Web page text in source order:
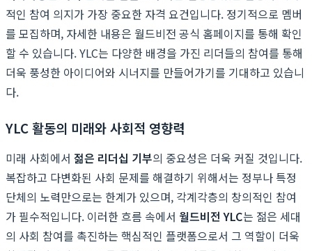
적인 참여 의지가 가장 중요한 자격 요건입니다. 정기적으로 멤버
를 모집하며, 자세한 내용은 월드비전 공식 홈페이지를 통해 확인
할 수 있습니다. YLC는 다양한 배경을 가진 리더들의 참여를 통해
더욱 풍성한 아이디어와 시너지를 만들어가기를 기대하고 있습니
다.
YLC 활동의 미래와 사회적 영향력
미래 사회에서 젊은 리더십 기부의 중요성은 더욱 커질 것입니다.
복잡하고 다변화된 사회 문제를 해결하기 위해서는 정부나 특정
단체의 노력만으로는 한계가 있으며, 각계각층의 창의적인 참여
가 필수적입니다. 이러한 흐름 속에서 월드비전 YLC는 젊은 세대
의 사회 참여를 촉진하는 핵심적인 플랫폼으로서 그 역할이 더욱